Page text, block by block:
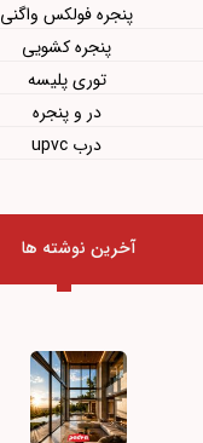
پنجره فولکس واگنی
پنجره کشویی
توری پلیسه
در و پنجره
درب upvc
آخرین نوشته ها